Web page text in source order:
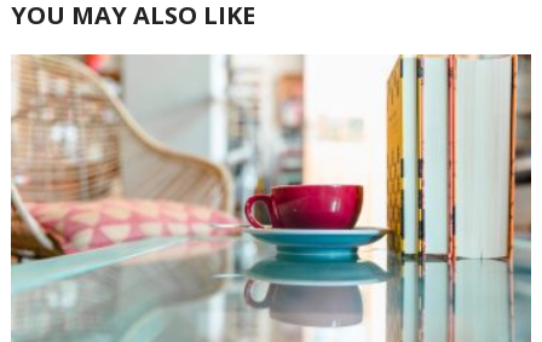
YOU MAY ALSO LIKE